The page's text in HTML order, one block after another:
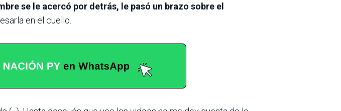
se le acercó por detrás, le pasó un brazo sobre el
en el cuello.